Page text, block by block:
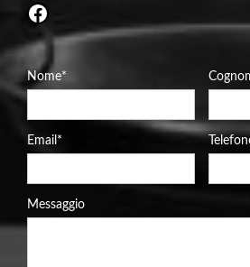
Facebook
Nome*
Email *
Messaggio